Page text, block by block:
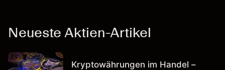
Neueste Aktien-Artikel
Kryptowährungen im Handel –